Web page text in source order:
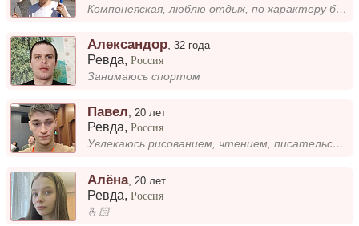
Компонеяская, люблю отдых, по характеру бываю разной, любимый хобби фильмы, сериалы.
Александор ,32 года
Ревда,Россия
Занимаюсь спортом
Павел 20 лет
Ревда,Россия
Увлекаюсь рисованием, чтением, писательством и нумизматикой
Алёна, 20 лет
Ревда,Россия
🫰🏻